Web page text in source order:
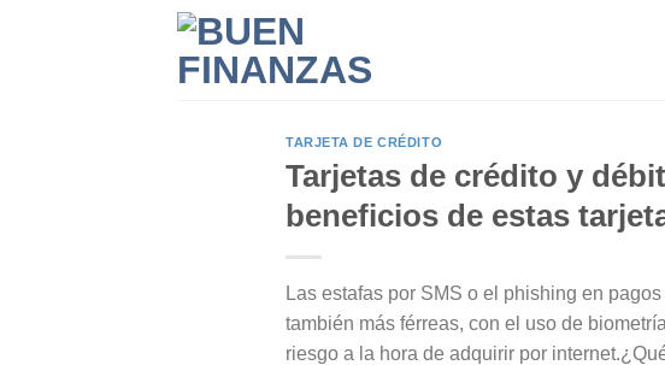
TARJETA DE CRÉDITO
Tarjetas de crédito y
beneficios de estas
Las estafas por SMS o el phishing en
también más férreas, con el uso de
riesgo a la hora de adquirir por